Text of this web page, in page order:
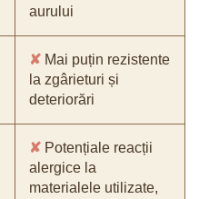
aurului
✘ Mai puțin rezistente
la zgârieturi și
deteriorări
✘ Potențiale reacții
alergice la
materialele utilizate,